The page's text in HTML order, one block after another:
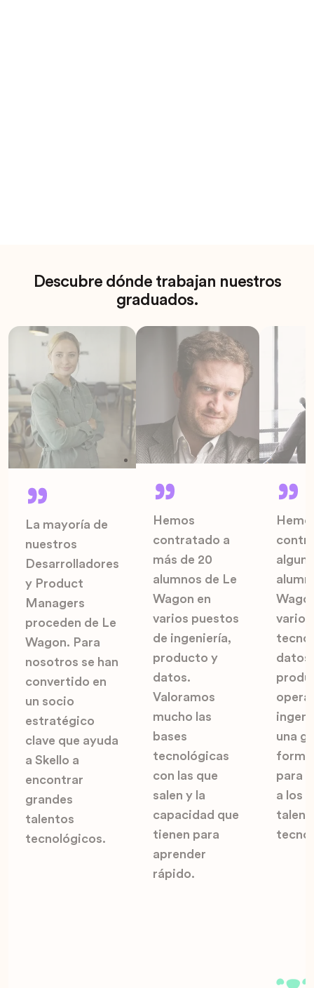
Descubre dónde trabajan nuestros
graduados.
La mayoría de
nuestros
Desarrolladores
y Product
Managers
proceden de Le
Wagon. Para
nosotros se han
convertido en
un socio
estratégico
clave que ayuda
a Skello a
encontrar
grandes
talentos
tecnológicos.
Hemos
contratado a
más de 20
alumnos de Le
Wagon en
varios puestos
de ingeniería,
producto y
datos.
Valoramos
mucho las
bases
tecnológicas
con las que
salen y la
capacidad que
tienen para
aprender
rápido.
datos,
una
para
a los